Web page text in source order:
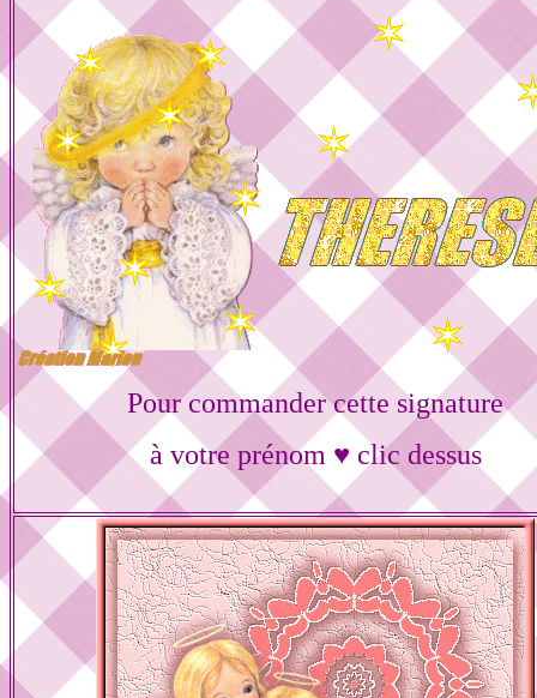
Pour commander cette signature
à votre prénom ♥ clic dessus